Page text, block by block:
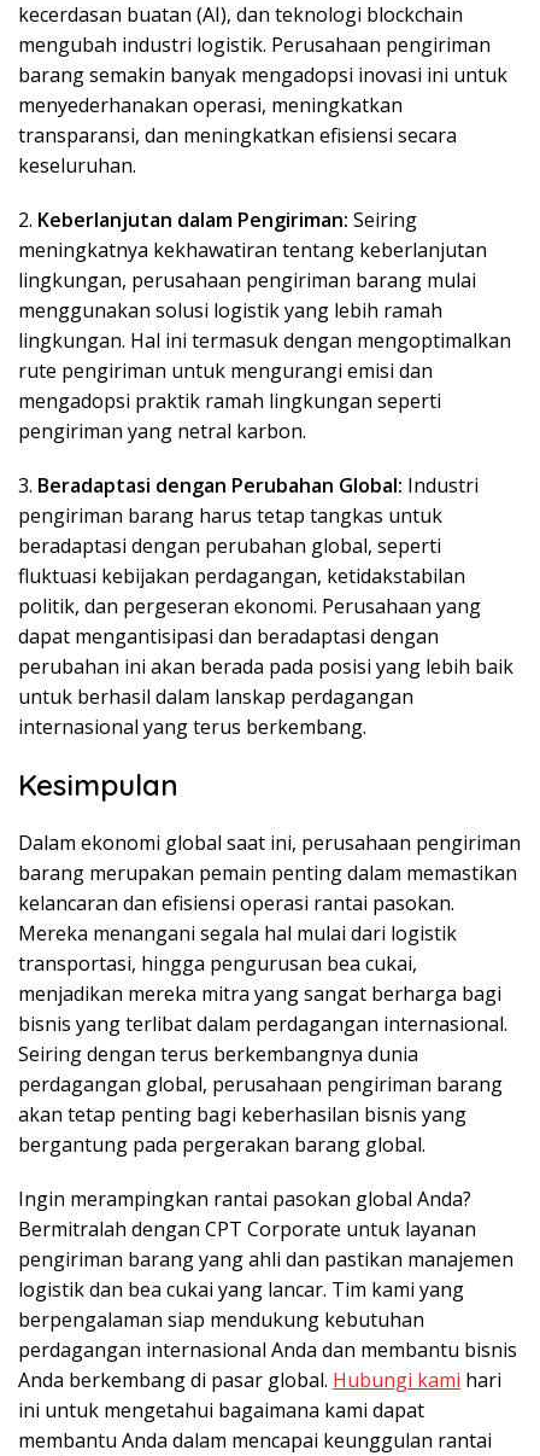
kecerdasan buatan (AI), dan teknologi blockchain
mengubah industri logistik. Perusahaan pengiriman
barang semakin banyak mengadopsi inovasi ini untuk
menyederhanakan operasi, meningkatkan
transparansi, dan meningkatkan efisiensi secara
keseluruhan.
2. Keberlanjutan dalam Pengiriman: Seiring
meningkatnya kekhawatiran tentang keberlanjutan
lingkungan, perusahaan pengiriman barang mulai
menggunakan solusi logistik yang lebih ramah
lingkungan. Hal ini termasuk dengan mengoptimalkan
rute pengiriman untuk mengurangi emisi dan
mengadopsi praktik ramah lingkungan seperti
pengiriman yang netral karbon.
3. Beradaptasi dengan Perubahan Global: Industri
pengiriman barang harus tetap tangkas untuk
beradaptasi dengan perubahan global, seperti
fluktuasi kebijakan perdagangan, ketidakstabilan
politik, dan pergeseran ekonomi. Perusahaan yang
dapat mengantisipasi dan beradaptasi dengan
perubahan ini akan berada pada posisi yang lebih baik
untuk berhasil dalam lanskap perdagangan
internasional yang terus berkembang.
Kesimpulan
Dalam ekonomi global saat ini, perusahaan pengiriman
barang merupakan pemain penting dalam memastikan
kelancaran dan efisiensi operasi rantai pasokan.
Mereka menangani segala hal mulai dari logistik
transportasi, hingga pengurusan bea cukai,
menjadikan mereka mitra yang sangat berharga bagi
bisnis yang terlibat dalam perdagangan internasional.
Seiring dengan terus berkembangnya dunia
perdagangan global, perusahaan pengiriman barang
akan tetap penting bagi keberhasilan bisnis yang
bergantung pada pergerakan barang global.
Ingin merampingkan rantai pasokan global Anda?
Bermitralah dengan CPT Corporate untuk layanan
pengiriman barang yang ahli dan pastikan manajemen
logistik dan bea cukai yang lancar. Tim kami yang
berpengalaman siap mendukung kebutuhan
perdagangan internasional Anda dan membantu bisnis
Anda berkembang di pasar global. Hubungi kami hari
ini untuk mengetahui bagaimana kami dapat
membantu Anda dalam mencapai keunggulan rantai